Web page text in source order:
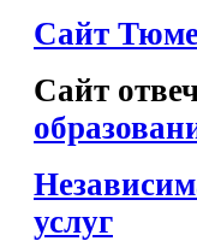
Сайт
Сайт
услуг